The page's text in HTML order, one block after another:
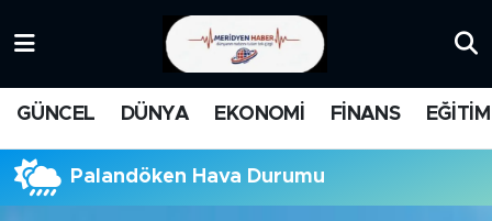
GÜNCEL DÜNYA EKONOMİ FİNANS EĞİTİM
Palandöken Hava Durumu